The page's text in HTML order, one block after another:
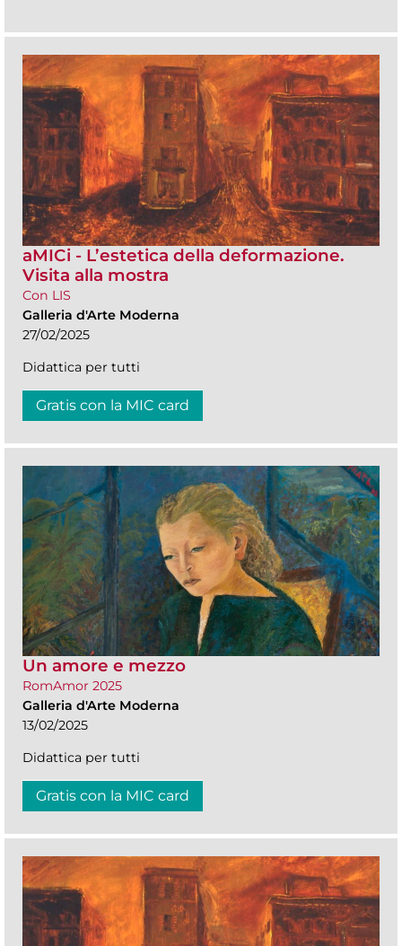
aMICi - L’estetica della deformazione.
Visita alla mostra
Con LIS
Galleria d'Arte Moderna
27/02/2025
Didattica per tutti
Gratis con la MIC card
Un amore e mezzo
RomAmor 2025
Galleria d'Arte Moderna
13/02/2025
Didattica per tutti
Gratis con la MIC card